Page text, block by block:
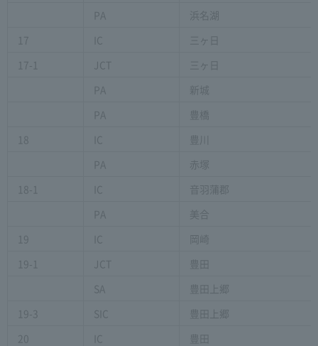
PA
浜名湖
17
IC
三ヶ日
17-1
JCT
三ヶ日
PA
新城
PA
豊橋
18
IC
豊川
PA
赤塚
18-1
IC
音羽蒲郡
PA
美合
19
IC
岡崎
19-1
JCT
豊田
SA
豊田上郷
19-3
SIC
豊田上郷
20
IC
豊田